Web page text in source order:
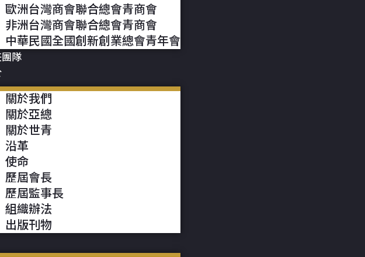
歐洲台灣商會聯合總會青商會
非洲台灣商會聯合總會青商會
中華民國全國創新創業總會青年會
隊
關於我們
關於亞總
關於世青
沿革
使命
歷屆會長
歷屆監事長
組織辦法
出版刊物